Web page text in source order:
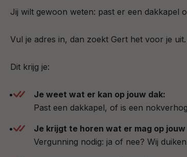
Jij wilt gewoon weten: past er een dakkapel
Vul je adres in, dan zoekt Gert het voor je
Dit krijg je:
Je weet wat er kan op jouw dak:
Past een dakkapel, of is een
Je krijgt te horen wat er mag op jouw
Vergunning nodig: ja of nee? Wij